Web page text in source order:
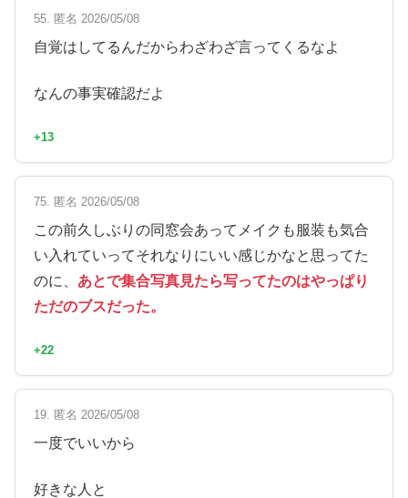
55. 匿名 2026/05/08
自覚はしてるんだからわざわざ言ってくるなよ
なんの事実確認だよ
+13
75. 匿名 2026/05/08
この前久しぶりの同窓会あってメイクも服装も気合
い入れていってそれなりにいい感じかなと思ってた
のに、 あとで集合写真見たら写ってたのはやっぱり
ただのブスだった。
+22
19. 匿名 2026/05/08
一度でいいから
好きな人と